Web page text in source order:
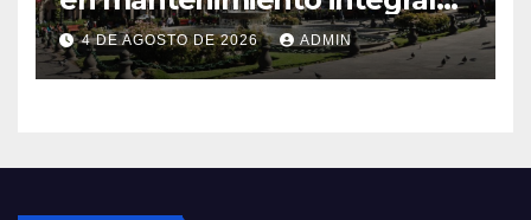
de la Plaza de Armas
4 DE AGOSTO DE 2026 ADMIN